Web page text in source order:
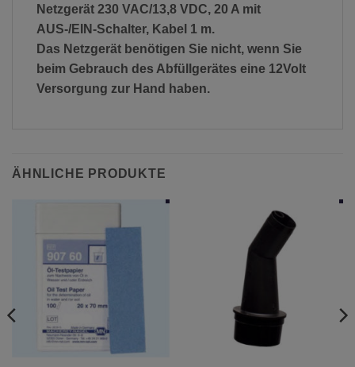
Netzgerät 230 VAC/13,8 VDC, 20 A mit
AUS-/EIN-Schalter, Kabel 1 m.
Das Netzgerät benötigen Sie nicht, wenn Sie
beim Gebrauch des Abfüllgerätes eine 12Volt
Versorgung zur Hand haben.
ÄHNLICHE PRODUKTE